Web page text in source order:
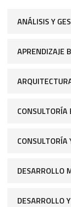
ANÁLISIS Y
APRENDIZAJE
CONSULTORÍA
DESARROLLO
DESARROLLO